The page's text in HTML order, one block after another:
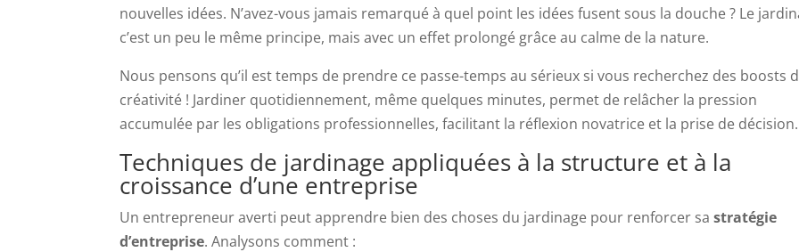
nouvelles idées. N’avez-vous jamais remarqué à quel point les idées fusent sous la douche ? Le
c’est un peu le même principe, mais avec un effet prolongé grâce au calme de la nature.
Nous pensons qu’il est temps de prendre ce passe-temps au sérieux si vous recherchez des boosts
créativité ! Jardiner quotidiennement, même quelques minutes, permet de relâcher la pression
accumulée par les obligations professionnelles, facilitant la réflexion novatrice et la prise de décision.
Techniques de jardinage appliquées à la structure et à la
croissance d’une entreprise
Un entrepreneur averti peut apprendre bien des choses du jardinage pour renforcer sastratégie
d’entreprise. Analysons comment :